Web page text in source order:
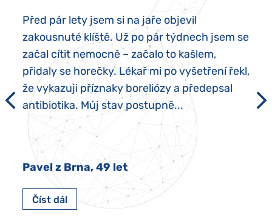
Před pár lety jsem si na jaře objevil
zakousnuté klíště. Už po pár týdnech jsem se
začal cítit nemocně – začalo to kašlem,
přidaly se horečky. Lékař mi po vyšetření řekl,
že vykazuji příznaky boreliózy a předepsal
antibiotika. Můj stav postupně...
Pavel z Brna, 49 let
Číst dál